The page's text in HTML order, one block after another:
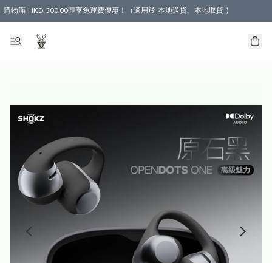
購物滿 HKD 500.00即享免運費優惠！（適用於 本地送貨、本地取貨 )